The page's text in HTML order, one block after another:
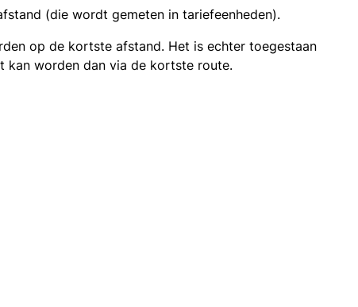
(die wordt gemeten in tariefeenheden).
op de kortste afstand. Het is echter toegestaan
kan worden dan via de kortste route.